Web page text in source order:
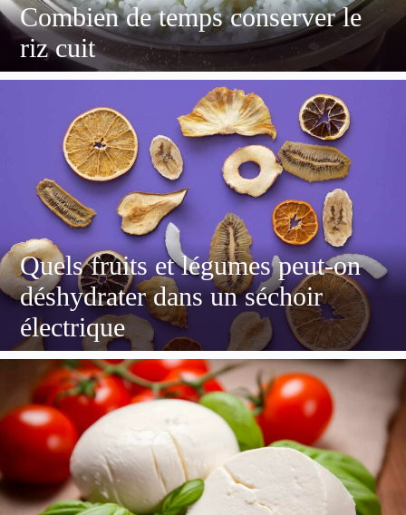
Combien de temps conserver le
riz cuit
Quels fruits et légumes peut-on
déshydrater dans un séchoir
électrique